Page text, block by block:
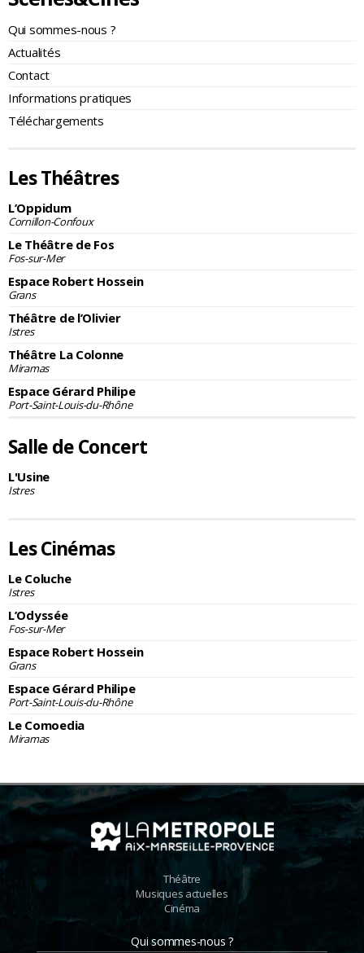
Qui sommes-nous ?
Actualités
Contact
Informations pratiques
Téléchargements
Les Théâtres
L’Oppidum
Cornillon-Confoux
Le Théâtre de Fos
Fos-sur-Mer
Espace Robert Hossein
Grans
Théâtre de l’Olivier
Istres
Théâtre La Colonne
Miramas
Espace Gérard Philipe
Port-Saint-Louis-du-Rhône
Salle de Concert
L'Usine
Istres
Les Cinémas
Le Coluche
Istres
L’Odyssée
Fos-sur-Mer
Espace Robert Hossein
Grans
Espace Gérard Philipe
Port-Saint-Louis-du-Rhône
Le Comoedia
Miramas
Théâtre
Musiques actuelles
Cinéma
Qui sommes-nous ?